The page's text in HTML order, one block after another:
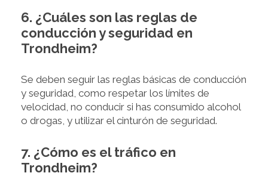
6. ¿Cuáles son las reglas de
conducción y seguridad en
Trondheim?
Se deben seguir las reglas básicas de conducción
y seguridad, como respetar los límites de
velocidad, no conducir si has consumido alcohol
o drogas, y utilizar el cinturón de seguridad.
7. ¿Cómo es el tráfico en
Trondheim?